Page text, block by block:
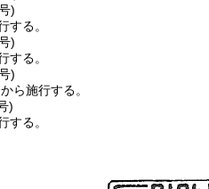
)
する。
)
する。
)
ら施行する。
)
する。